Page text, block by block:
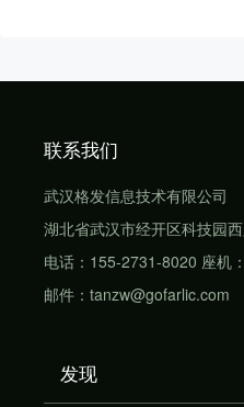
联系我们
武汉格发信息技术有限公司
湖北省武汉市经开区科技园
电话：155-2731-8020 座机
邮件：tanzw@gofarlic.com
发现